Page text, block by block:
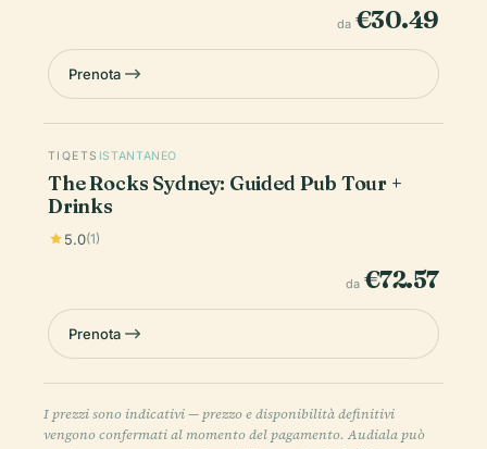
da €30.49
Prenota
TIQETS ISTANTANEO
The Rocks Sydney: Guided Pub Tour +
Drinks
5.0(1)
da €72.57
Prenota
I prezzi sono indicativi — prezzo e disponibilità definitivi
vengono confermati al momento del pagamento. Audiala può